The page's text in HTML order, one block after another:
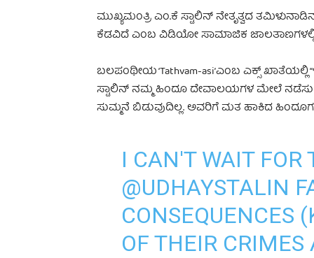
ಮುಖ್ಯಮಂತ್ರಿ ಎಂ.ಕೆ ಸ್ಟಾಲಿನ್ ನೇತೃತ್ವದ
ಕೆಡವಿದೆ ಎಂಬ ವಿಡಿಯೋ ಸಾಮಾಜಿಕ ಜಾಲತಾಣಗಳಲ್ಲಿ
ಬಲಪಂಥೀಯ ‘Tathvam-asi’ಎಂಬ ಎಕ್ಸ್‌
ಸ್ಟಾಲಿನ್ ನಮ್ಮ ಹಿಂದೂ ದೇವಾಲಯಗಳ ಮೇಲೆ
ಸುಮ್ಮನೆ ಬಿಡುವುದಿಲ್ಲ. ಅವರಿಗೆ ಮತ ಹಾಕಿದ
I CAN'T WAIT FOR
@UDHAYSTALIN
CONSEQUENCES
OF THEIR